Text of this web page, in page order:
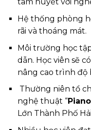
tâm huyết với
Hệ thống phòng
rãi và thoáng mát.
Môi trường học
dẫn. Học viên sẽ
nâng cao trình độ
Thường niên tổ
nghệ thuật “
Lớn Thành Phố